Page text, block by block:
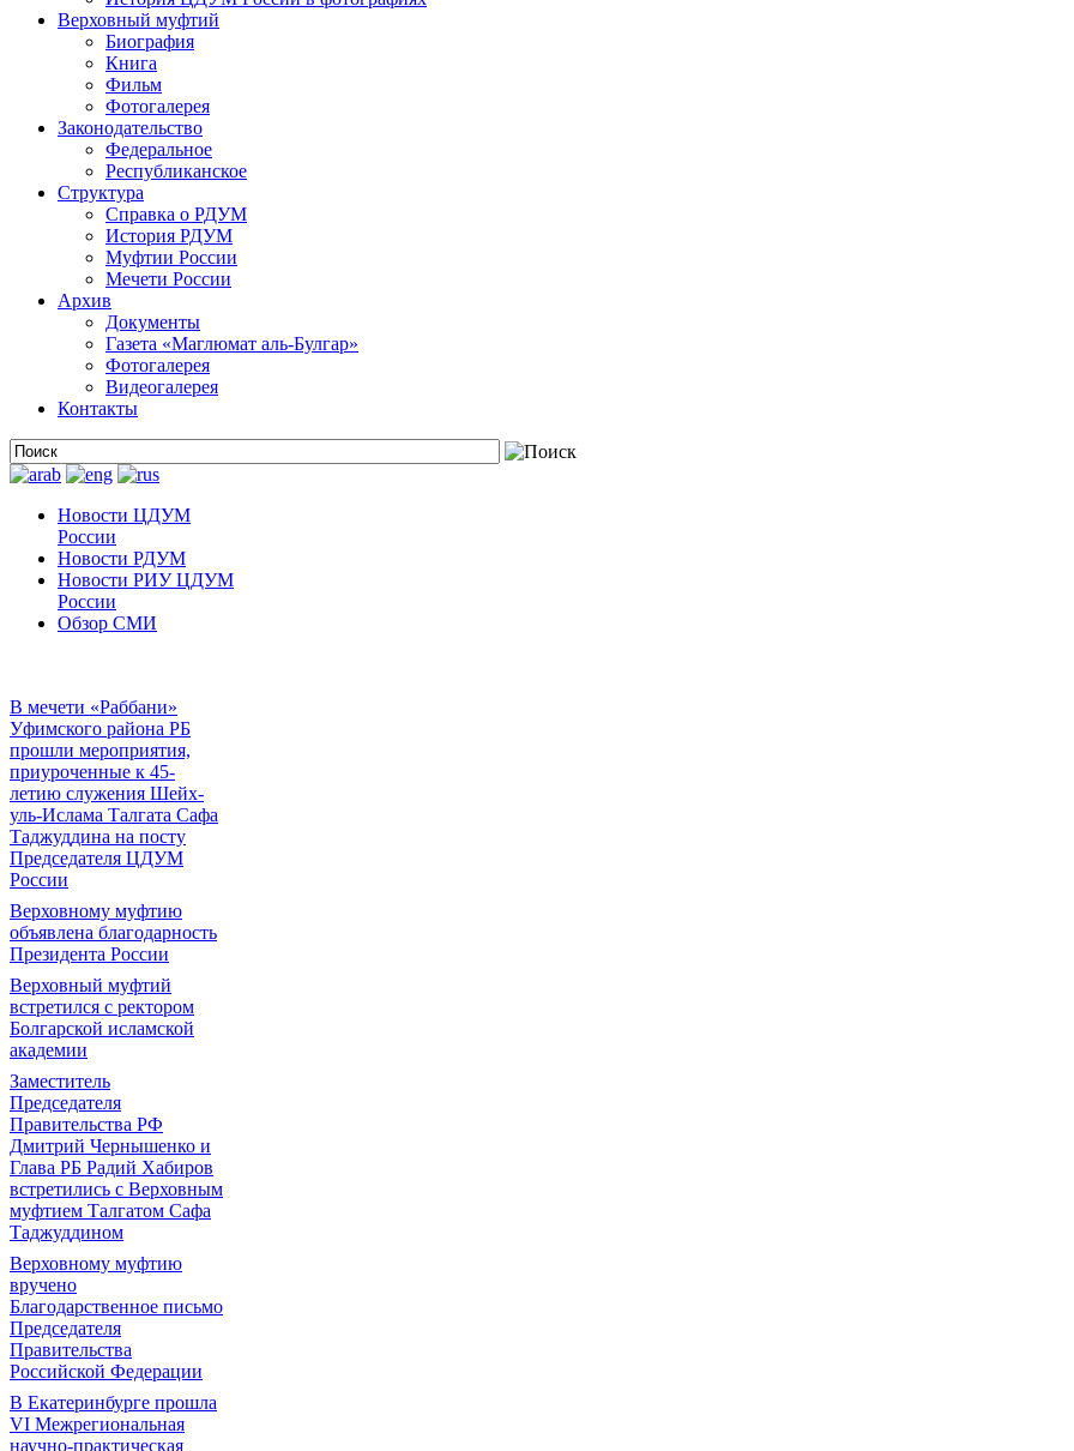
Верховный муфтий
Биография
Книга
Фильм
Фотогалерея
Законодательство
Федеральное
Республиканское
Структура
Справка о РДУМ
История РДУМ
Муфтии России
Мечети России
Архив
Документы
Газета «Маглюмат аль-Булгар»
Фотогалерея
Видеогалерея
Контакты
Новости ЦДУМ
России
Новости РДУМ
Новости РИУ ЦДУМ
России
Обзор СМИ
В мечети «Раббани»
Уфимского района РБ
прошли мероприятия,
приуроченные к 45-
летию служения Шейх-
уль-Ислама Талгата Сафа
Таджуддина на посту
Председателя ЦДУМ
России
Верховному муфтию
объявлена благодарность
Президента России
Верховный муфтий
встретился с ректором
Болгарской исламской
академии
Заместитель
Председателя
Правительства РФ
Дмитрий Чернышенко и
Глава РБ Радий Хабиров
встретились с Верховным
муфтием Талгатом Сафа
Таджуддином
Верховному муфтию
вручено
Благодарственное письмо
Председателя
Правительства
Российской Федерации
В Екатеринбурге прошла
VI Межрегиональная
научно-практическая